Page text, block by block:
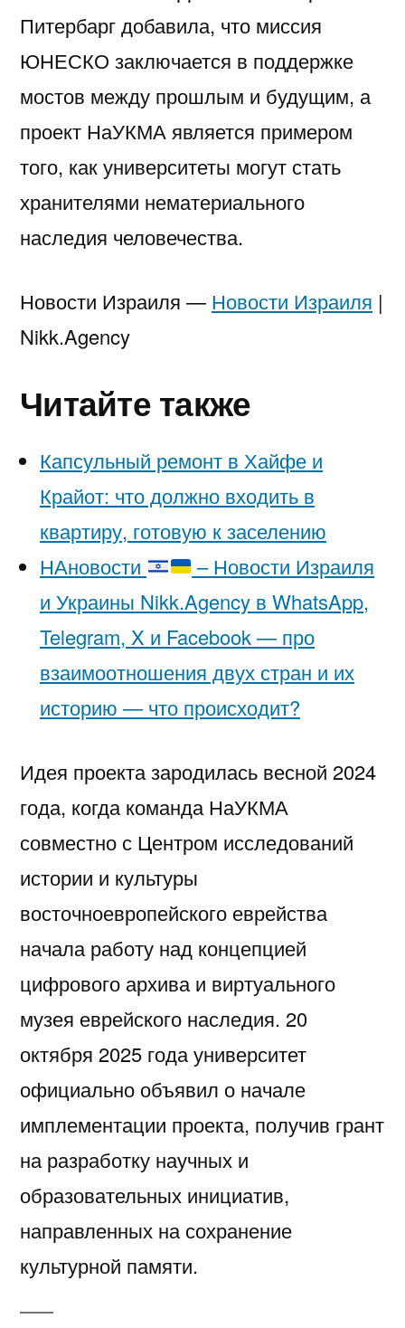
Питербарг добавила, что миссия
ЮНЕСКО заключается в поддержке
мостов между прошлым и будущим, а
проект НаУКМА является примером
того, как университеты могут стать
хранителями нематериального
наследия человечества.
Новости Израиля — Новости Израиля |
Nikk.Agency
Читайте также
Капсульный ремонт в Хайфе и
Крайот: что должно входить в
квартиру, готовую к заселению
НАновости
– Новости Израиля
и Украины Nikk.Agency в WhatsApp,
Telegram, X и Facebook — про
взаимоотношения двух стран и их
историю — что происходит?
Идея проекта зародилась весной 2024
года, когда команда НаУКМА
совместно с Центром исследований
истории и культуры
восточноевропейского еврейства
начала работу над концепцией
цифрового архива и виртуального
музея еврейского наследия. 20
октября 2025 года университет
официально объявил о начале
имплементации проекта, получив грант
на разработку научных и
образовательных инициатив,
направленных на сохранение
культурной памяти.